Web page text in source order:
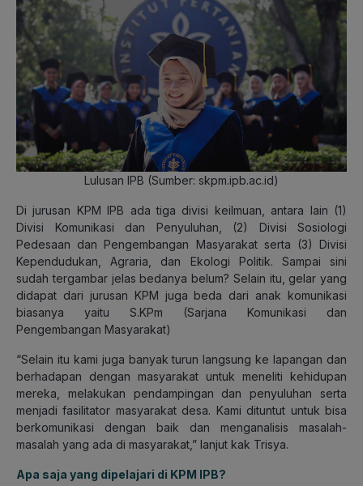
Lulusan IPB (Sumber: skpm.ipb.ac.id)
Di jurusan KPM IPB ada tiga divisi keilmuan, antara lain (1)
Divisi Komunikasi dan Penyuluhan, (2) Divisi Sosiologi
Pedesaan dan Pengembangan Masyarakat serta (3) Divisi
Kependudukan, Agraria, dan Ekologi Politik. Sampai sini
sudah tergambar jelas bedanya belum? Selain itu, gelar yang
didapat dari jurusan KPM juga beda dari anak komunikasi
biasanya yaitu S.KPm (Sarjana Komunikasi dan
Pengembangan Masyarakat)
“Selain itu kami juga banyak turun langsung ke lapangan dan
berhadapan dengan masyarakat untuk meneliti kehidupan
mereka, melakukan pendampingan dan penyuluhan serta
menjadi fasilitator masyarakat desa. Kami dituntut untuk bisa
berkomunikasi dengan baik dan menganalisis masalah-
masalah yang ada di masyarakat,” lanjut kak Trisya.
Apa saja yang dipelajari di KPM IPB?